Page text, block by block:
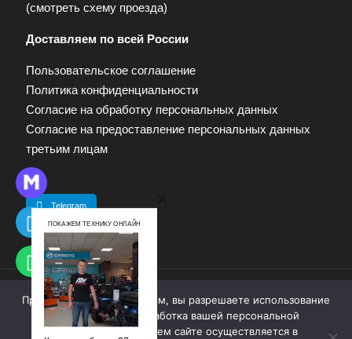
(смотреть схему проезда)
Доставляем по всей России
Пользовательское соглашение
Политика конфиденциальности
Согласие на обработку персональных данных
Согласие на предоставление персональных данных
третьим лицам
Telegram
© 2009—2025. Квадропарк. Все права защищены.
Материалы, размещенные на сайте, не являются
Продолжая работу с сайтом, вы разрешаете использование
cookie-файлов. Обработка вашей персональной
информации на нашем сайте осуществляется в
ПОКАЖЕМ ТЕХНИКУ ОНЛАЙН